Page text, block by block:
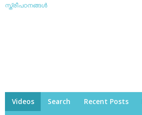
സ്ത്രീപഠനങ്ങള്‍
Videos Search Recent Posts